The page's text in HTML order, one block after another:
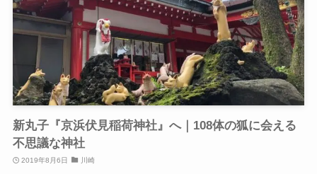
新丸子『京浜伏見稲荷神社』へ｜108体の狐に会える
不思議な神社
2019年8月6日 川崎